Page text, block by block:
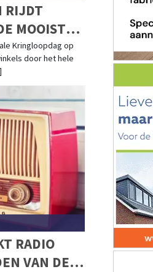
RIJDT
MOOISTE
Kringloopdag op
door het hele
RADIO
VAN DE